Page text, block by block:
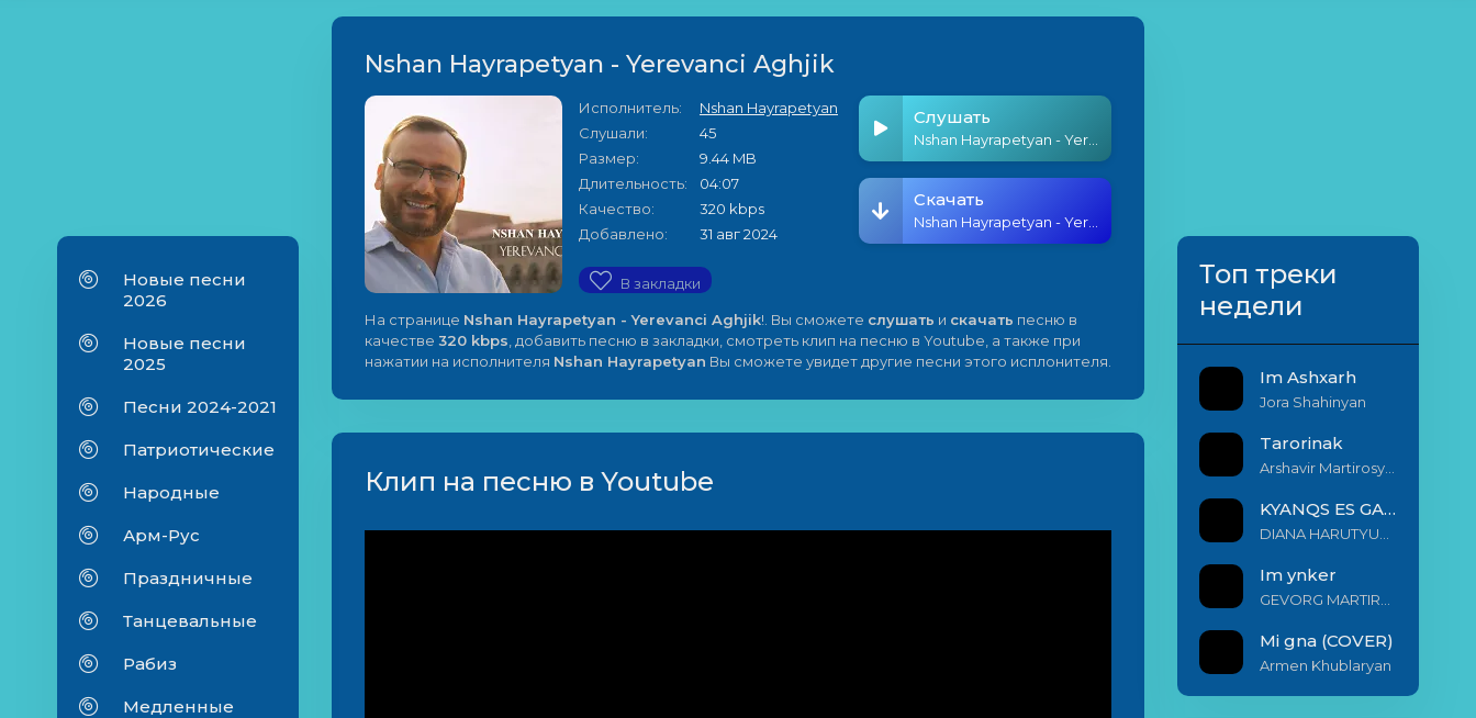
Новые песни
2026
Новые песни
2025
Песни 2024-2021
Патриотические
Народные
Арм-Рус
Праздничные
Танцевальные
Рабиз
Медленные
Nshan Hayrapetyan - Yerevanci Aghjik
Исполнитель:
Nshan Hayrapetyan
Слушали:
45
Размер:
9.44 MB
Длительность:
04:07
Качество:
320 kbps
Добавлено:
31 авг 2024
В закладки
Слушать
Скачать
На странице Nshan Hayrapetyan - Yerevanci Aghjik!. Вы сможете слушать и скачать песню в
качестве 320 kbps , добавить песню в закладки, смотреть клип на песню в Youtube, а также при
нажатии на исполнителя Nshan Hayrapetyan Вы сможете увидет другие песни этого исплонителя.
Клип на песню в Youtube
Топ треки
недели
Im Ashxarh
Jora Shahinyan
Tarorinak
KYANQS ES GALIS EM
Im ynker
Mi gna (COVER)
Armen Khublaryan